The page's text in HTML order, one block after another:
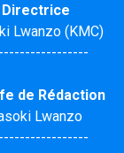
Directrice
Lwanzo (KMC)
de Rédaction
Lwanzo